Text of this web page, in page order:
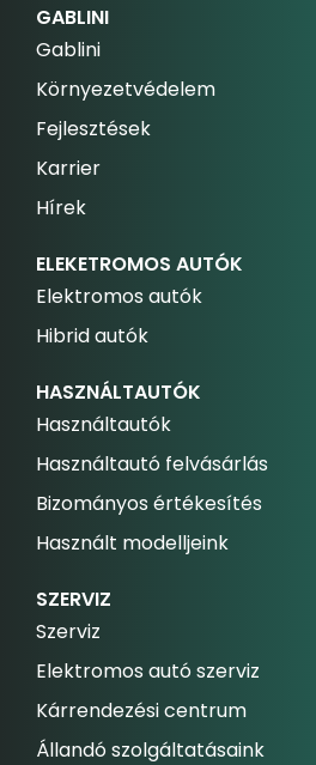
GABLINI
Gablini
Környezetvédelem
Fejlesztések
Karrier
Hírek
ELEKETROMOS AUTÓK
Elektromos autók
Hibrid autók
HASZNÁLTAUTÓK
Használtautók
Használtautó felvásárlás
Bizományos értékesítés
Használt modelljeink
SZERVIZ
Szerviz
Elektromos autó szerviz
Kárrendezési centrum
Állandó szolgáltatásaink